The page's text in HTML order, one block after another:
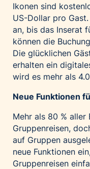
Ikonen sind
US-Dollar pro
an, bis das Inserat
können die
Die glücklichen
erhalten ein
wird es mehr als
Neue Funktionen
Mehr als 80 %
Gruppenreisen,
auf Gruppen
neue Funktionen
Gruppenreisen